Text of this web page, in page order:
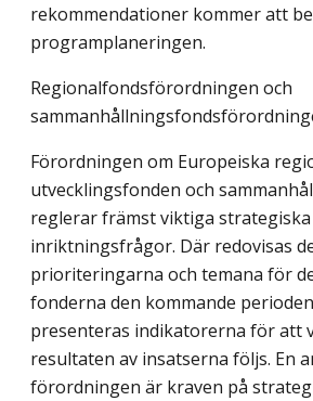
rekommendationer kommer att
programplaneringen.
Regionalfondsförordningen och
Förordningen om Europeiska
utvecklingsfonden och
reglerar främst viktiga strategiska
inriktningsfrågor. Där redovisas
prioriteringarna och temana för
fonderna den kommande
presenteras indikatorerna för att
resultaten av insatserna följs. En
förordningen är kraven på